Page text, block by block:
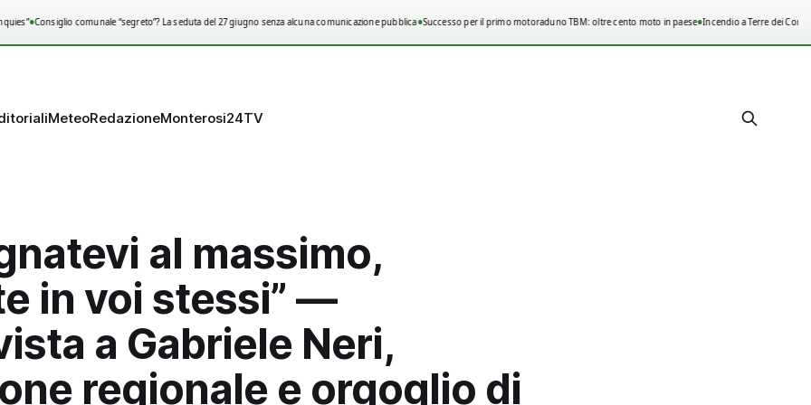
•Consiglio comunale “segreto”? La seduta del 27 giugno senza alcuna comunicazione pubblica•Successo per il primo motoraduno TBM: oltre cento moto in paese•Incendio a Terre dei
MeteoRedazioneMonterosi24TV
al massimo,
in voi stessi” —
a Gabriele Neri,
regionale e orgoglio di